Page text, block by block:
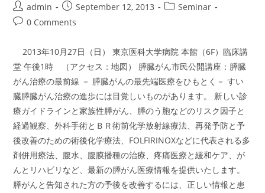
ミ
和
歌
山
Post
author:
admin
Post
published:
September 12, 2013
PostSeminar
Post0 Comments
2013年10月27日（日） 東京医科大学病院 本館（6F）臨床講
堂 午後1時 （アクセス：地図） 膵臓がん市民公開講座：膵臓
がん治療の最前線 － 膵臓がんの最先端医療をひもとく－ すい
臓膵臓がん治療の進歩には目覚しいものがあります。 新しい診
療ガイドラインと家族性膵がん、膵のう胞などのリスク因子と
経過観察、外科手術とＢＲ術前化学放射線療法、再発予防と予
後改善のための術後化学療法、FOLFIRINOXなどに代表される多
剤併用療法、腹水、腹膜播種の治療、疼痛医療と緩和ケア、が
んとリハビリなど、最新の膵がん医療情報を提供いたします。
膵がんと告知された方の予後を改善するには、正しい情報と患